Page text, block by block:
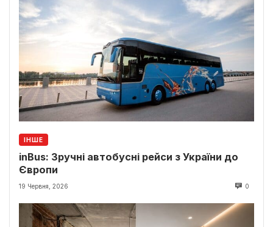
ІНШЕ
inBus: Зручні автобусні рейси з України до
Європи
19 Червня, 2026 0